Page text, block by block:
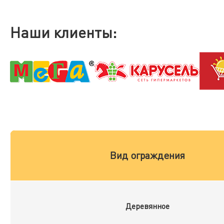
Наши клиенты:
Вид ограждения
Деревянное